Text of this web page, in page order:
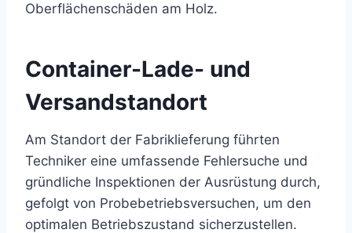
Oberflächenschäden am Holz.
Container-Lade- und
Versandstandort
Am Standort der Fabriklieferung führten
Techniker eine umfassende Fehlersuche und
gründliche Inspektionen der Ausrüstung durch,
gefolgt von Probebetriebsversuchen, um den
optimalen Betriebszustand sicherzustellen.